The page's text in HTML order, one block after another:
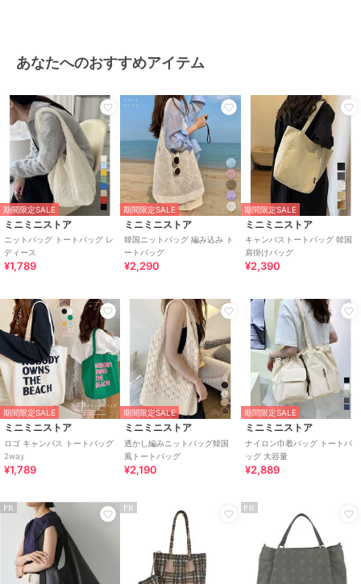
あなたへのおすすめアイテム
期間限定SALE
ミニミニストア
ニットバッグ トートバッグ レ
ディース
¥1,789
期間限定SALE
ミニミニストア
韓国ニットバッグ 編み込み ト
ートバッグ
¥2,290
期間限定SALE
ミニミニストア
キャンバストートバッグ 韓国
肩掛けバッグ
¥2,390
期間限定SALE
ミニミニストア
ロゴ キャンバス トートバッグ
2way
¥1,789
期間限定SALE
ミニミニストア
透かし編みニットバッグ韓国
風トートバッグ
¥2,190
期間限定SALE
ミニミニストア
ナイロン巾着バッグ トートバ
ッグ 大容量
¥2,889
PR PR PR